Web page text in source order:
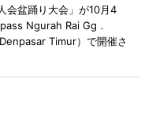
会盆踊り大会」が10月4
Ngurah Rai Gg．
Timur）で開催さ